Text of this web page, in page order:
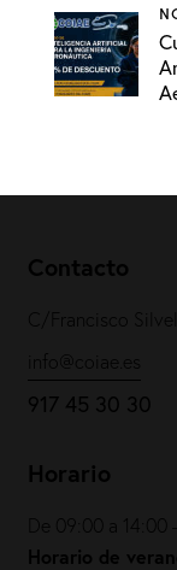
Contacto
C/Francisco
917 45 30 30
Horario
De 09:00 a 14:00
Horario de